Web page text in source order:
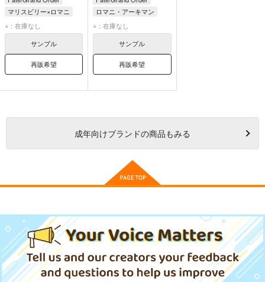
マリスビリー×ロマニ
ロマニ・アーキマン
×：在庫なし
サンプル
再販希望
ロマニ・アーキマン
×：在庫なし
サンプル
再販希望
成年向けブランドの商品もみる